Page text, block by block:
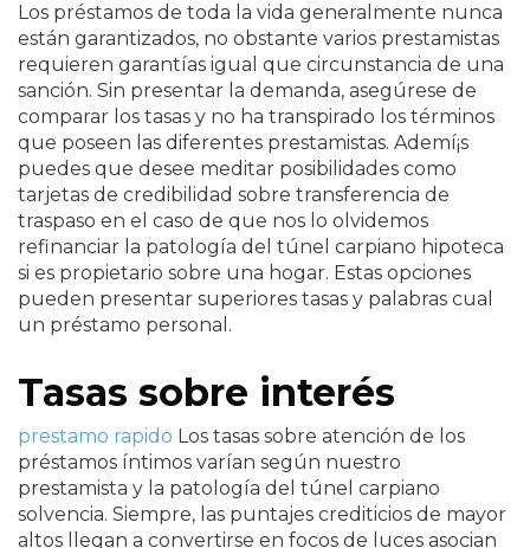
Los préstamos de toda la vida generalmente nunca
están garantizados, no obstante varios prestamistas
requieren garantías igual que circunstancia de una
sanción. Sin presentar la demanda, asegúrese de
comparar los tasas y no ha transpirado los términos
que poseen las diferentes prestamistas. Ademí¡s
puedes que desee meditar posibilidades como
tarjetas de credibilidad sobre transferencia de
traspaso en el caso de que nos lo olvidemos
refinanciar la patologí­a del túnel carpiano hipoteca
si es propietario sobre una hogar. Estas opciones
pueden presentar superiores tasas y palabras cual
un préstamo personal.
Tasas sobre interés
prestamo rapido Los tasas sobre atención de los
préstamos íntimos varían según nuestro
prestamista y la patologí­a del túnel carpiano
solvencia. Siempre, las puntajes crediticios de mayor
altos llegan a convertirse en focos de luces asocian